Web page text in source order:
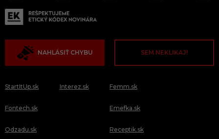
NAHLÁSIŤ CHYBU SEM NEKLIKAJ!
StartItUp.sk
Fontech.sk
Odzadu.sk
Interez.sk Femm.sk
Emefka.sk
Receptik.sk